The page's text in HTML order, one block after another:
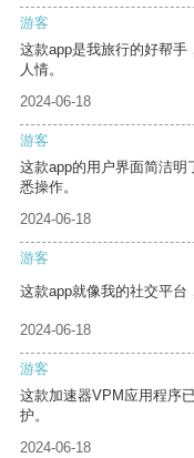
游客
这款app是我旅行的好帮
人情。
2024-06-18
游客
这款app的用户界面简洁
悉操作。
2024-06-18
游客
这款app就像我的社交平台
2024-06-18
游客
这款加速器VPM应用程序
护。
2024-06-18